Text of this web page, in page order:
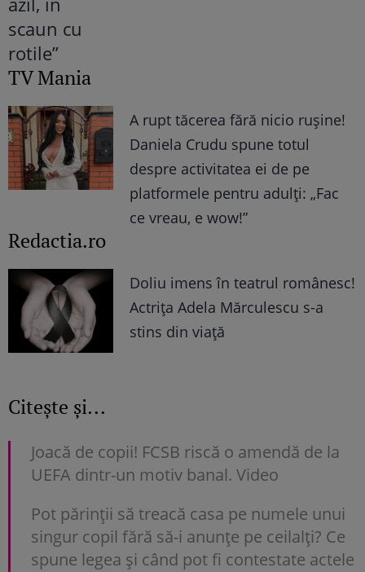
TV Mania
A rupt tăcerea fără nicio rușine!
Daniela Crudu spune totul
despre activitatea ei de pe
platformele pentru adulți: „Fac
ce vreau, e wow!”
Redactia.ro
Doliu imens în teatrul românesc!
Actrița Adela Mărculescu s-a
stins din viață
Citește și...
Joacă de copii! FCSB riscă o amendă de la
UEFA dintr-un motiv banal. Video
Pot părinții să treacă casa pe numele unui
singur copil fără să-i anunțe pe ceilalți? Ce
spune legea și când pot fi contestate actele